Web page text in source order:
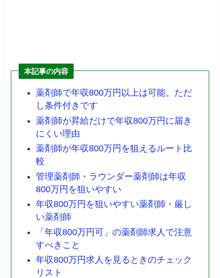
本記事の内容
薬剤師で年収800万円以上は可能。ただ
し条件付きです
薬剤師が昇給だけで年収800万円に届き
にくい理由
薬剤師が年収800万円を狙えるルート比
較
管理薬剤師・ラウンダー薬剤師は年収
800万円を狙いやすい
年収800万円を狙いやすい薬剤師・厳し
い薬剤師
「年収800万円可」の薬剤師求人で注意
すべきこと
年収800万円求人を見るときのチェック
リスト